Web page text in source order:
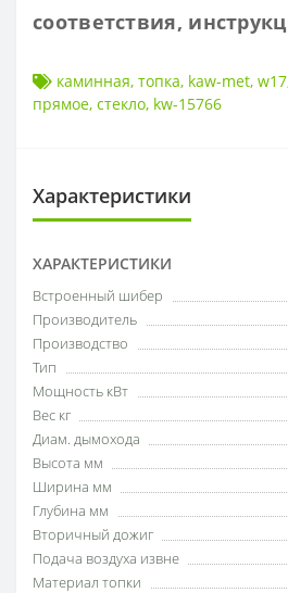
соответствия,
каминная, топка, kaw-met, w17
прямое, стекло, kw-15766
Характеристики
ХАРАКТЕРИСТИКИ
Встроенный шибер
Производитель
Производство
Тип
Мощность кВт
Вес кг
Диам. дымохода
Высота мм
Ширина мм
Глубина мм
Вторичный дожиг
Подача воздуха извне
Материал топки